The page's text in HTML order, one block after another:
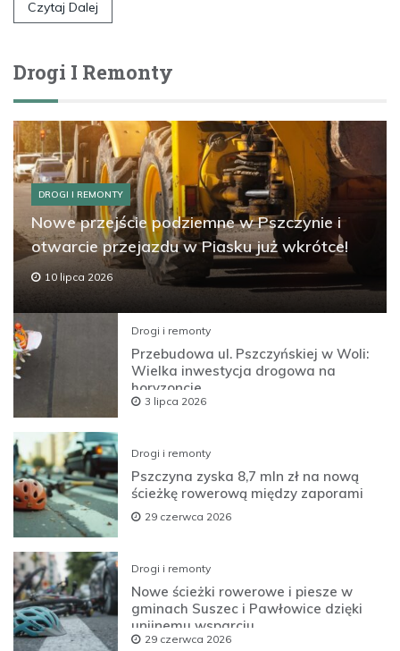
Czytaj Dalej
Drogi I Remonty
DROGI I REMONTY
Nowe przejście podziemne w Pszczynie i
otwarcie przejazdu w Piasku już wkrótce!
10 lipca 2026
Drogi i remonty
Przebudowa ul. Pszczyńskiej w Woli:
Wielka inwestycja drogowa na
horyzoncie
3 lipca 2026
Drogi i remonty
Pszczyna zyska 8,7 mln zł na nową
ścieżkę rowerową między zaporami
29 czerwca 2026
Drogi i remonty
Nowe ścieżki rowerowe i piesze w
gminach Suszec i Pawłowice dzięki
unijnemu wsparciu
29 czerwca 2026